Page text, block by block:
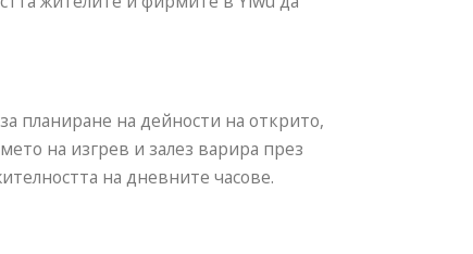
планиране на дейности на открито,
на изгрев и залез варира през
на дневните часове.